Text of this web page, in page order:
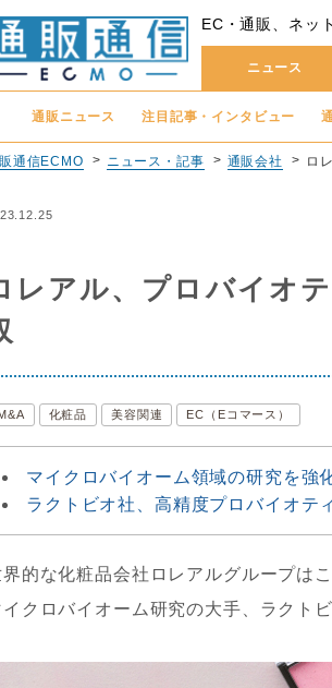
EC・通販、ネッ
ニュース
通販ニュース 注目記事・インタビュー
通信ECMO ニュース・記事 通販会社 ロ
レアル、プロバイオ
化粧品 美容関連 EC（Eコマース）
マイクロバイオーム領域の研究を強
ラクトビオ社、高精度プロバイオテ
的な化粧品会社ロレアルグループは
イクロバイオーム研究の大手、ラクト